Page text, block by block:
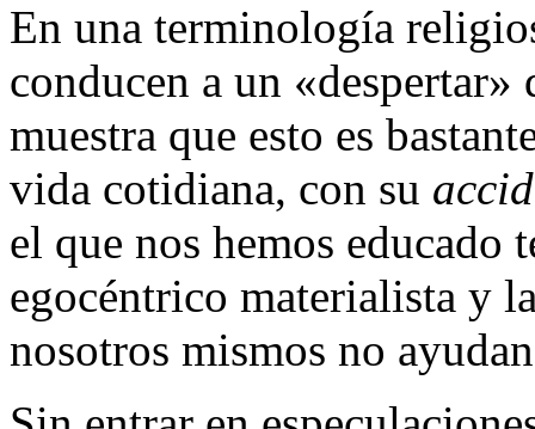
En una terminología
conducen a un
muestra que esto es
vida cotidiana, con su
el que nos hemos
egocéntrico materialista y
nosotros mismos no